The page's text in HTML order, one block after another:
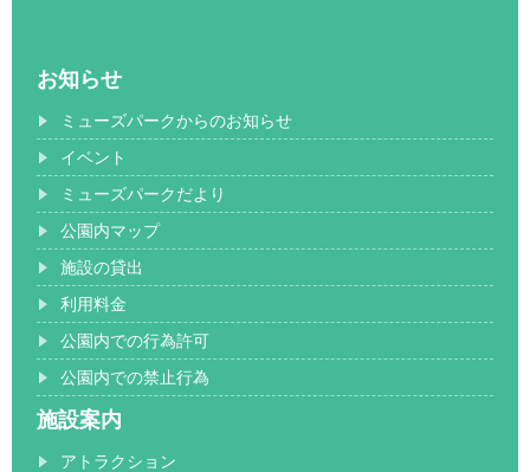
お知らせ
ミューズパークからのお知らせ
イベント
ミューズパークだより
公園内マップ
施設の貸出
利用料金
公園内での行為許可
公園内での禁止行為
施設案内
アトラクション